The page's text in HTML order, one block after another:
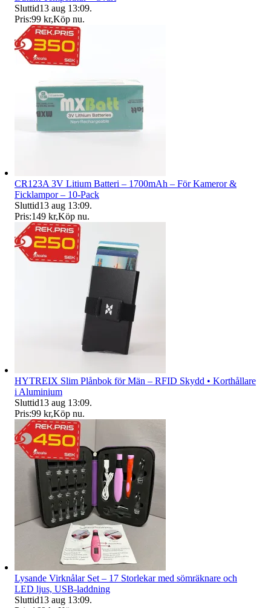
Sluttid13 aug 13:09.
Pris:99 kr,Köp nu.
CR123A 3V Litium Batteri – 1700mAh – För Kameror &
Ficklampor – 10-Pack
Sluttid13 aug 13:09.
Pris:149 kr,Köp nu.
HYTREIX Slim Plånbok för Män – RFID Skydd • Korthållare
i Aluminium
Sluttid13 aug 13:09.
Pris:99 kr,Köp nu.
Lysande Virknålar Set – 17 Storlekar med sömräknare och
LED ljus, USB-laddning
Sluttid13 aug 13:09.